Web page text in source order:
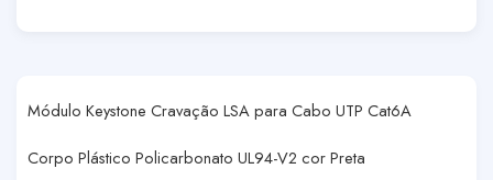
Módulo Keystone Cravação LSA para Cabo UTP Cat6A
Corpo Plástico Policarbonato UL94-V2 cor Preta